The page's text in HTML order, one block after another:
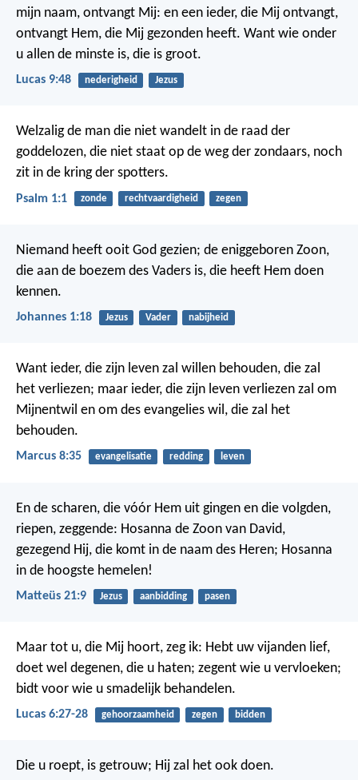
mijn naam, ontvangt Mij: en een ieder, die Mij ontvangt,
ontvangt Hem, die Mij gezonden heeft. Want wie onder
u allen de minste is, die is groot.
Lucas 9:48 nederigheid Jezus
Welzalig de man die niet wandelt in de raad der
goddelozen, die niet staat op de weg der zondaars, noch
zit in de kring der spotters.
Psalm 1:1 zonde rechtvaardigheid zegen
Niemand heeft ooit God gezien; de eniggeboren Zoon,
die aan de boezem des Vaders is, die heeft Hem doen
kennen.
Johannes 1:18 Jezus Vader nabijheid
Want ieder, die zijn leven zal willen behouden, die zal
het verliezen; maar ieder, die zijn leven verliezen zal om
Mijnentwil en om des evangelies wil, die zal het
behouden.
Marcus 8:35 evangelisatie redding leven
En de scharen, die vóór Hem uit gingen en die volgden,
riepen, zeggende: Hosanna de Zoon van David,
gezegend Hij, die komt in de naam des Heren; Hosanna
in de hoogste hemelen!
Matteüs 21:9 Jezus aanbidding pasen
Maar tot u, die Mij hoort, zeg ik: Hebt uw vijanden lief,
doet wel degenen, die u haten; zegent wie u vervloeken;
bidt voor wie u smadelijk behandelen.
Lucas 6:27-28 gehoorzaamheid zegen bidden
Die u roept, is getrouw; Hij zal het ook doen.